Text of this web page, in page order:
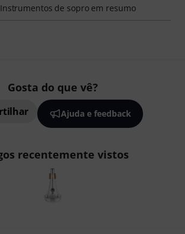
de sopro em resumo
Gosta do que vê?
Ajuda e feedback
recentemente vistos